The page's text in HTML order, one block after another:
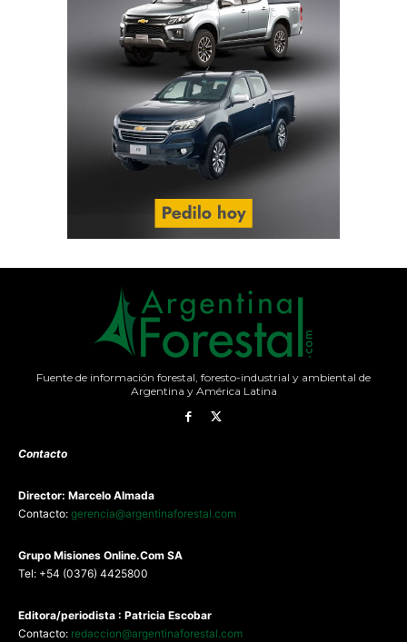
Fuente de información forestal, foresto-industrial y ambiental de
Argentina y América Latina
Contacto
Director: Marcelo Almada
Contacto: gerencia@argentinaforestal.com
Grupo Misiones Online.Com SA
Tel: +54 (0376) 4425800
Editora/periodista : Patricia Escobar
Contacto: redaccion@argentinaforestal.com